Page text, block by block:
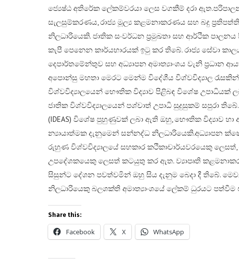
ජ්‍යෙෂ්ඨ අතිරේක ලේකම්වරයා ලෙස වගකීම් දරා
සැලසුම්කරණය, රාජ්‍ය මූල්‍ය කළමනාකරණය සහ බදු
නිලධාරියෙකි. ජාතික සංවර්ධන ප්‍රමුඛතා සහ ආර්ථික
කැපී පෙනෙන කාර්යභාරයක් ඉටු කර තිබේ. රාජ්‍ය සේවා
දෙපාර්තමේන්තුව සහ අධ්‍යාපන අමාත්‍යාංශය වැනි
අපොන්සු මහතා මෙරට මෙන්ම විදේශීය විශ්වවිද්‍යාල
විශ්වවිද්‍යාලයෙන් භෞතික විද්‍යාව පිළිබඳ විශේෂ උපාධියක්
ජාතික විශ්වවිද්‍යාලයෙන් පශ්චාත් උපාධි සුදුසුකම් සපුරා
(IDEAS) විශේෂ පුහුණුවක් ලබා ඇති ඔහු, භෞතික විද්‍යාව හා
න්‍යායාත්මක දැනුමෙන් සන්නද්ධ නිලධාරියෙකි.​අධ්‍යාපන
රුහුණ විශ්වවිද්‍යාලයේ සහකාර කථිකාචාර්යවරයෙකු ලෙසත්,
උපදේශකයෙකු ලෙසත් කටයුතු කර ඇත. ව්‍යාපෘති
සිසුන්ට දේශන පවත්වමින් ඔහු සිය දැනුම බෙදා දී තිබේ.
නිලධාරියෙකු බලශක්ති අමාත්‍යාංශයේ ලේකම් ධුරයට
Share this:
Facebook X WhatsApp